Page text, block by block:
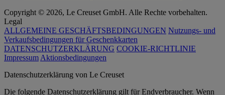
Copyright © 2026, Le Creuset GmbH. Alle Rechte vorbehalten.
Legal
ALLGEMEINE GESCHÄFTSBEDINGUNGEN Nutzungs- und
Verkaufsbedingungen für Geschenkkarten
DATENSCHUTZERKLÄRUNG COOKIE-RICHTLINIE
Impressum Aktionsbedingungen
Datenschutz­erklärung von Le Creuset
Die folgende Datenschutzerklärung gilt für Endverbraucher. Wenn